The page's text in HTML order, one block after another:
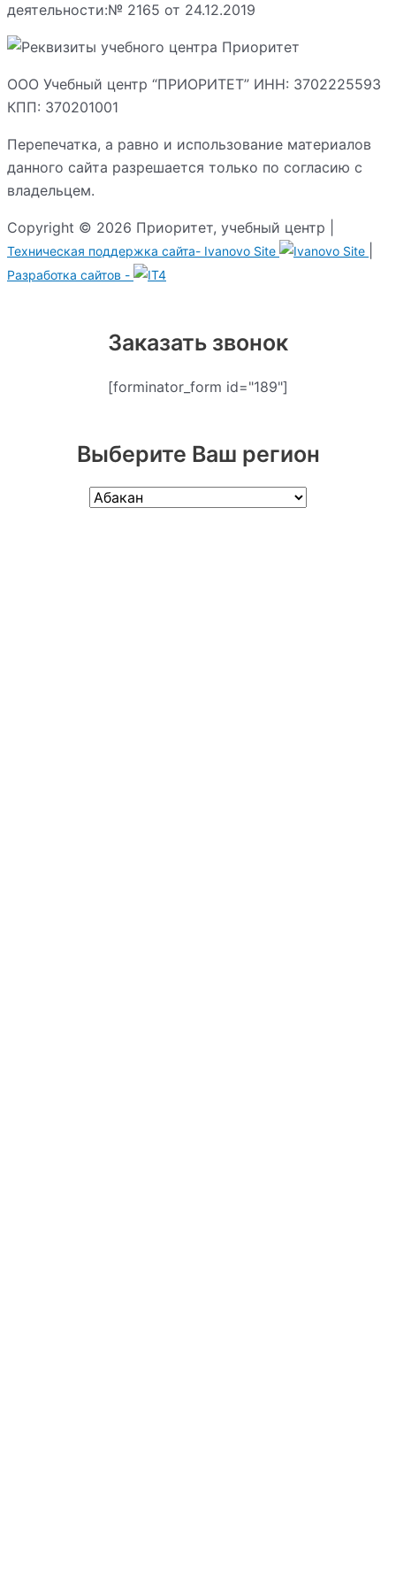
деятельности:№ 2165 от 24.12.2019
ООО Учебный центр “ПРИОРИТЕТ” ИНН: 3702225593
КПП: 370201001
Перепечатка, а равно и использование материалов
данного сайта разрешается только по согласию с
владельцем.
Copyright © 2026 Приоритет, учебный центр |
Техническая поддержка сайта- Ivanovo Site
Разработка сайтов -
Заказать звонок
[forminator_form id="189"]
Выберите Ваш регион